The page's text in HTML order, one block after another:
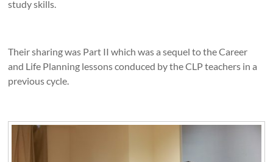
study skills.
Their sharing was Part II which was a sequel to the Career
and Life Planning lessons conduced by the CLP teachers in a
previous cycle.